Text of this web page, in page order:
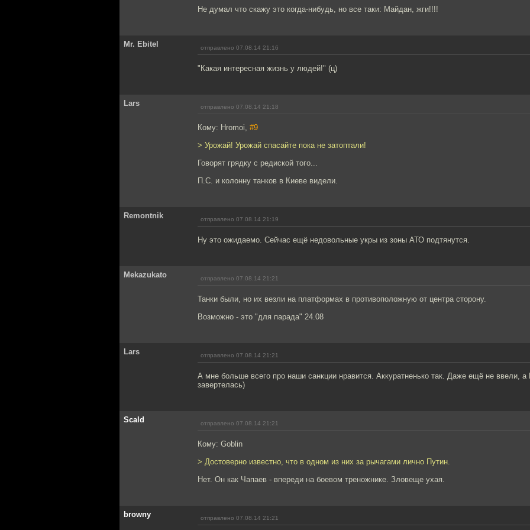
Не думал что скажу это когда-нибудь, но все таки: Майдан, жги!!!!
Mr. Ebitel отправлено 07.08.14 21:16
"Какая интересная жизнь у людей!" (ц)
Lars отправлено 07.08.14 21:18
Кому: Hromoi, #9
> Урожай! Урожай спасайте пока не затоптали!
Говорят грядку с редиской того...
П.С. и колонну танков в Киеве видели.
Remontnik отправлено 07.08.14 21:19
Ну это ожидаемо. Сейчас ещё недовольные укры из зоны АТО подтянутся.
Mekazukato отправлено 07.08.14 21:21
Танки были, но их везли на платформах в противоположную от центра сторону.
Возможно - это "для парада" 24.08
Lars отправлено 07.08.14 21:21
А мне больше всего про наши санкции нравится. Аккуратненько так. Даже ещё не ввели, а
завертелась)
Scald отправлено 07.08.14 21:21
Кому: Goblin
> Достоверно известно, что в одном из них за рычагами лично Путин.
Нет. Он как Чапаев - впереди на боевом треножнике. Зловеще ухая.
browny отправлено 07.08.14 21:21